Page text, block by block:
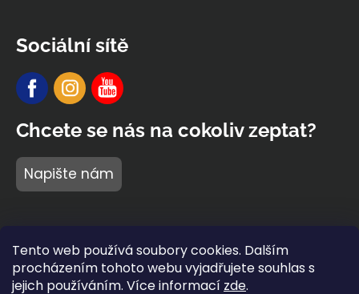
Tento web používá soubory cookies. Dalším
procházením tohoto webu vyjadřujete souhlas s
jejich používáním. Více informací zde.
Sociální sítě
Chcete se nás na cokoliv zeptat?
Napište nám